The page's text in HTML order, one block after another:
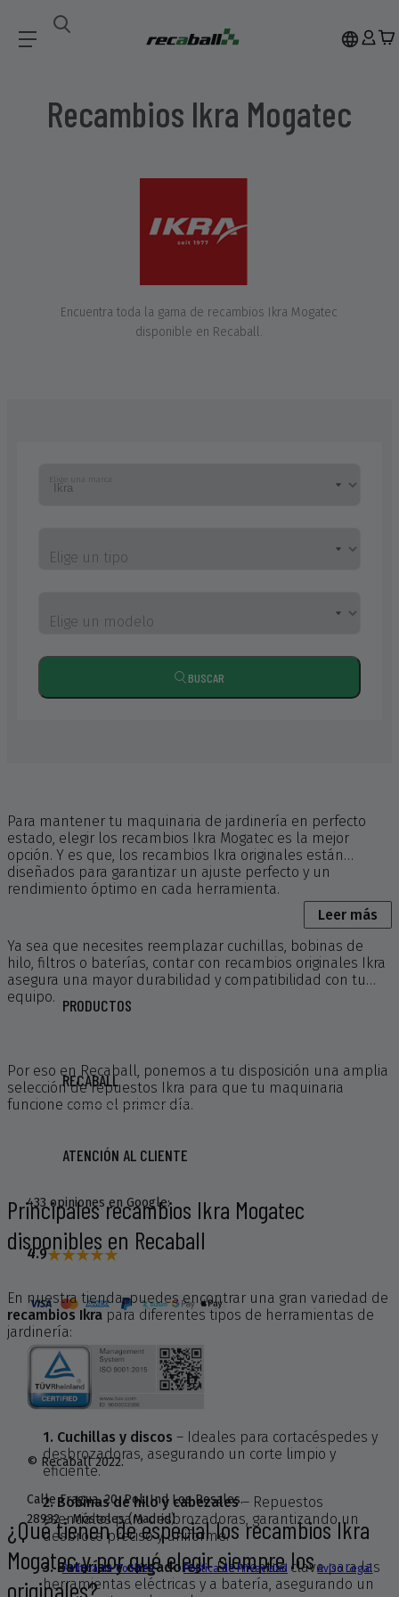
Recambios
Recambios Ikra Mogatec
Encuentra toda la gama de recambios Ikra Mogatec
disponible en Recaball.
Elige una marca
Elige un tipo
Elige un modelo
BUSCAR
Para mantener tu maquinaria de jardinería en perfecto
estado, elegir los recambios Ikra Mogatec es la mejor
opción. Y es que, los recambios Ikra originales están
diseñados para garantizar un ajuste perfecto y un
rendimiento óptimo en cada herramienta.
Ya sea que necesites reemplazar cuchillas, bobinas de
hilo, filtros o baterías, contar con recambios originales Ikra
asegura una mayor durabilidad y compatibilidad con tu
equipo.
Por eso en Recaball, ponemos a tu disposición una amplia
selección de repuestos Ikra para que tu maquinaria
funcione como el primer día.
Principales recambios Ikra Mogatec
disponibles en Recaball
En nuestra tienda, puedes encontrar una gran variedad de
recambios Ikra para diferentes tipos de herramientas de
jardinería:
1. Cuchillas y discos – Ideales para cortacéspedes y
desbrozadoras, asegurando un corte limpio y
eficiente.
2. Bobinas de hilo y cabezales– Repuestos
esenciales para desbrozadoras, garantizando un
desbroce preciso y uniforme.
3. Baterías y cargadores– Elementos clave para las
herramientas eléctricas y a batería, asegurando un
¿Qué tienen de especial los recambios Ikra
Mogatec y por qué elegir siempre los
originales?
Leer más
PRODUCTOS
RECABALL
ATENCIÓN AL CLIENTE
433 opiniones en Google:
4.9
© Recaball 2022.
Calle Fragua, 20. Pol. Ind Los Rosales.
28932 - Móstoles (Madrid)
Política de Cookies Política de Privacidad Aviso Legal